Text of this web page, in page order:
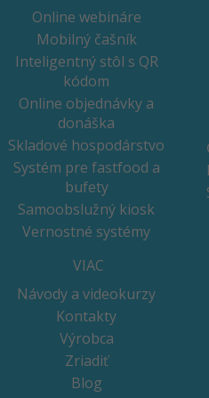
Online webináre
Mobilný čašník
Inteligentný stôl s QR
kódom
Online objednávky a
donáška
Skladové hospodárstvo
Systém pre fastfood a
bufety
Samoobslužný kiosk
Vernostné systémy
VIAC
Návody a videokurzy
Kontakty
Výrobca
Zriadiť
Blog